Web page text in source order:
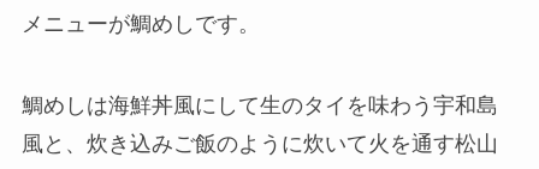
メニューが鯛めしです。
鯛めしは海鮮丼風にして生のタイを味わう宇和島
風と、炊き込みご飯のように炊いて火を通す松山